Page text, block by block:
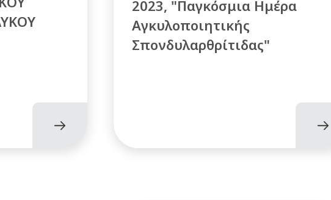
2023, "Παγκόσμια Ημέρα
Αγκυλοποιητικής
Σπονδυλαρθρίτιδας"